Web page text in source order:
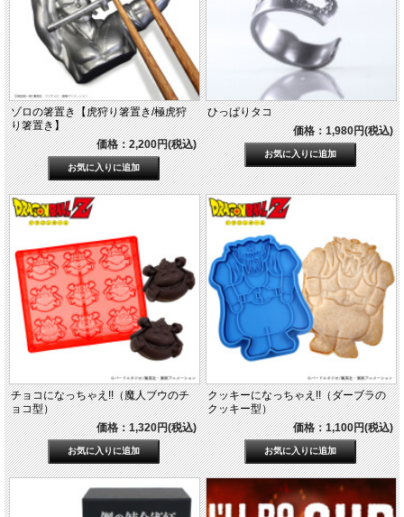
ゾロの箸置き【虎狩り箸置き/極虎狩
り箸置き】
価格：2,200円(税込)
ひっぱりタコ
価格：1,980円(税込)
チョコになっちゃえ!!（魔人ブウのチ
ョコ型）
価格：1,320円(税込)
クッキーになっちゃえ!!（ダーブラの
クッキー型）
価格：1,100円(税込)